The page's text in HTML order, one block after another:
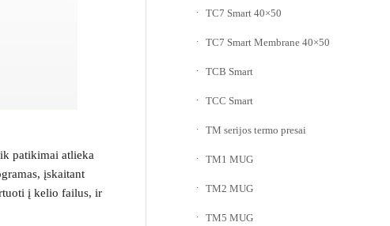
patikimai atlieka
įskaitant
į kelio failus, ir
TC7 Smart 40×50
TC7 Smart Membrane 40×50
TCB Smart
TCC Smart
TM serijos termo presai
TM1 MUG
TM2 MUG
TM5 MUG